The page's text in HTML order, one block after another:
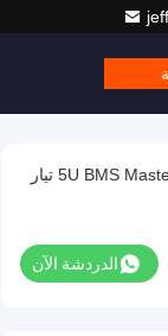
حجم 5U BMS Master Slave 720V 400A تيار
الدردشة الآن